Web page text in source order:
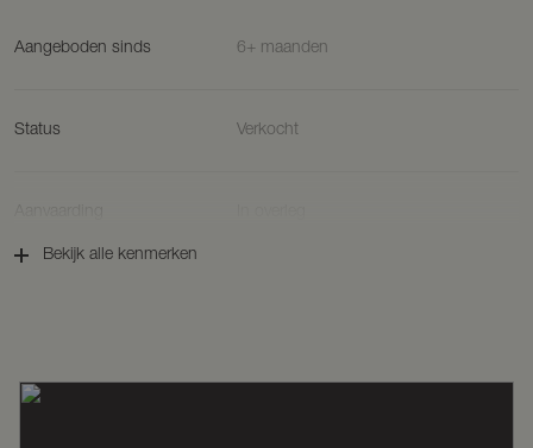
Aangeboden sinds 6+ maanden
Status Verkocht
Bekijk alle kenmerken